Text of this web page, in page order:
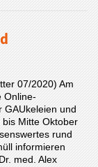
07/2020) Am
Online-
GAUkeleien und
bis Mitte Oktober
rund
informieren
med. Alex